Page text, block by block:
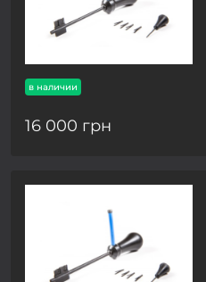
в наличии
16 000 грн